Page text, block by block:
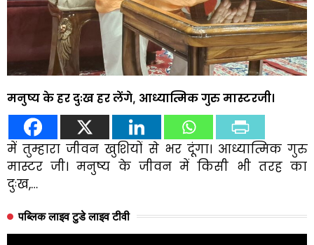
मनुष्य के हर दुःख हर लेंगे, आध्यात्मिक गुरु मास्टरजी।
में तुम्हारा जीवन खुशियों से भर दूंगा। आध्यात्मिक गुरु
मास्टर जी। मनुष्य के जीवन में किसी भी तरह का
दुःख,…
पब्लिक लाइव टुडे लाइव टीवी